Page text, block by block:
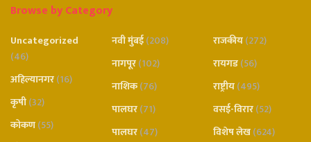
Browse by Category
Uncategorized
(46)
अहिल्यानगर(16)
कृषी(32)
कोकण(55)
नवी मुंबई(208)
नागपूर(102)
नाशिक(76)
पालघर(71)
पालघर(47)
राजकीय(272)
रायगड(56)
राष्ट्रीय(495)
वसई-विरार(52)
विशेष लेख(624)